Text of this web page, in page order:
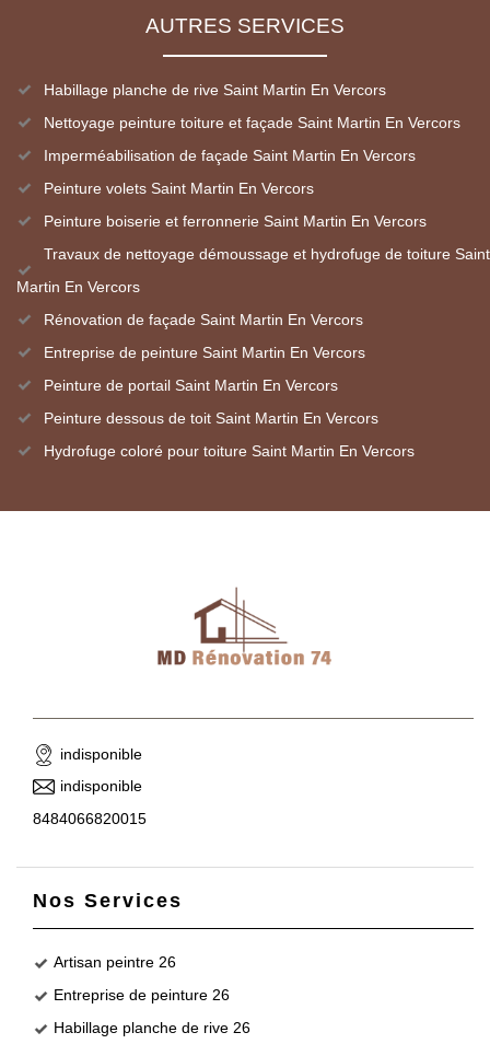
AUTRES SERVICES
Habillage planche de rive Saint Martin En Vercors
Nettoyage peinture toiture et façade Saint Martin En Vercors
Imperméabilisation de façade Saint Martin En Vercors
Peinture volets Saint Martin En Vercors
Peinture boiserie et ferronnerie Saint Martin En Vercors
Travaux de nettoyage démoussage et hydrofuge de toiture Saint
Martin En Vercors
Rénovation de façade Saint Martin En Vercors
Entreprise de peinture Saint Martin En Vercors
Peinture de portail Saint Martin En Vercors
Peinture dessous de toit Saint Martin En Vercors
Hydrofuge coloré pour toiture Saint Martin En Vercors
indisponible
indisponible
8484066820015
Nos Services
Artisan peintre 26
Entreprise de peinture 26
Habillage planche de rive 26